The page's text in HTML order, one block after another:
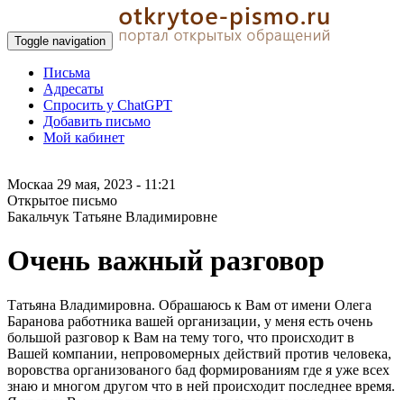
Toggle navigation
Письма
Адресаты
Спросить у ChatGPT
Добавить письмо
Мой кабинет
Москаа 29 мая, 2023 - 11:21
Открытое письмо
Бакальчук Татьяне Владимировне
Очень важный разговор
Татьяна Владимировна. Обрашаюсь к Вам от имени Олега
Баранова работника вашей организации, у меня есть очень
большой разговор к Вам на тему того, что происходит в
Вашей компании, непровомерных действий против человека,
воровства организованого бад формированиям где я уже всех
знаю и многом другом что в ней происходит последнее время.